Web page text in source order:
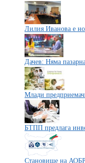
Лилия Иванова е
Дачев: Няма
Млади
БТПП предлага
Становище на АОБР